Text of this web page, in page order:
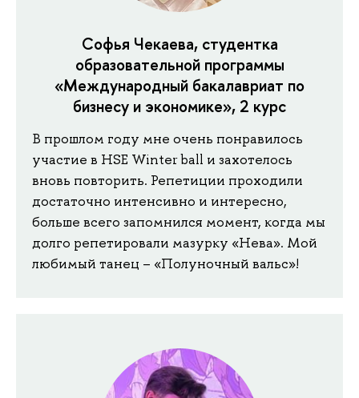
Софья Чекаева, студентка
образовательной программы
«Международный бакалавриат по
бизнесу и экономике», 2 курс
В прошлом году мне очень понравилось
участие в HSE Winter ball и захотелось
вновь повторить. Репетиции проходили
достаточно интенсивно и интересно,
больше всего запомнился момент, когда мы
долго репетировали мазурку «Нева». Мой
любимый танец – «Полуночный вальс»!